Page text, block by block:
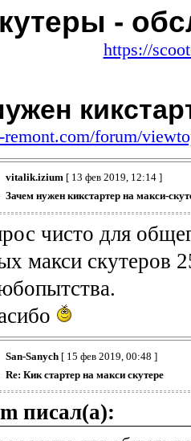
-
https://
remont.com/forum/
vitalik.izium[ 13 фев 2019, 12:14 ]
Зачем нужен кикстартер на макси-
чисто для
макси скутеров
San-Sanych[ 15 фев 2019, 00:48 ]
Re: Кик стартер на макси скутере
писал(а):